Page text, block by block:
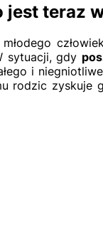
jest teraz
sytuacji, gdy
i
rodzic zyskuje